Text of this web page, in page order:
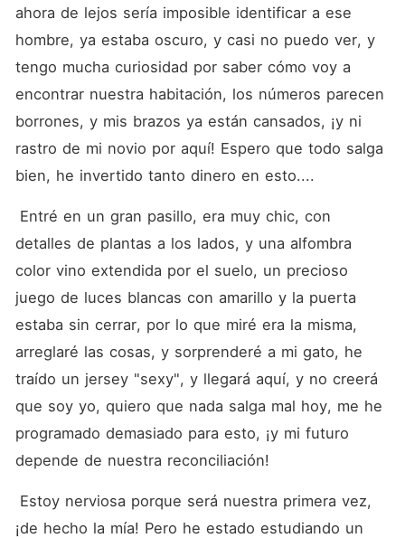
ahora de lejos sería imposible identificar a ese
hombre, ya estaba oscuro, y casi no puedo ver, y
tengo mucha curiosidad por saber cómo voy a
encontrar nuestra habitación, los números parecen
borrones, y mis brazos ya están cansados, ¡y ni
rastro de mi novio por aquí! Espero que todo salga
bien, he invertido tanto dinero en esto....
detalles de plantas a los lados, y una alfombra
color vino extendida por el suelo, un precioso
juego de luces blancas con amarillo y la puerta
estaba sin cerrar, por lo que miré era la misma,
arreglaré las cosas, y sorprenderé a mi gato, he
traído un jersey "sexy", y llegará aquí, y no creerá
que soy yo, quiero que nada salga mal hoy, me he
programado demasiado para esto, ¡y mi futuro
depende de nuestra reconciliación!
¡de hecho la mía! Pero he estado estudiando un